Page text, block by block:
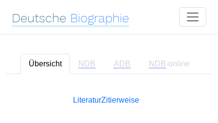
Deutsche Biographie
Übersicht NDB ADB NDB-online
LiteraturZitierweise